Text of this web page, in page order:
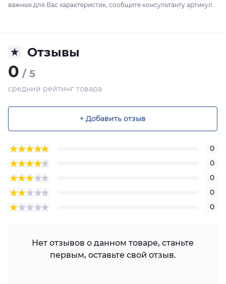
важных для Вас характеристик, сообщите консультанту артикул .
Отзывы
0 / 5
средний рейтинг товара
+ Добавить отзыв
0
0
0
0
0
Нет отзывов о данном товаре, станьте
первым, оставьте свой отзыв.